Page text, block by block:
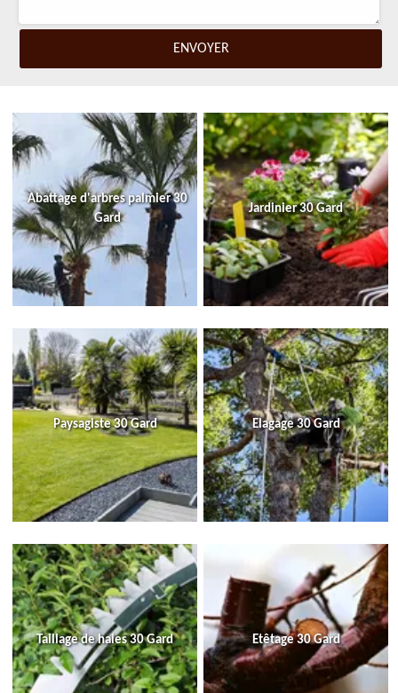
Abattage d'arbres palmier 30
Gard
Jardinier 30 Gard
Paysagiste 30 Gard Elagage 30 Gard
Taillage de haies 30 Gard Etêtage 30 Gard